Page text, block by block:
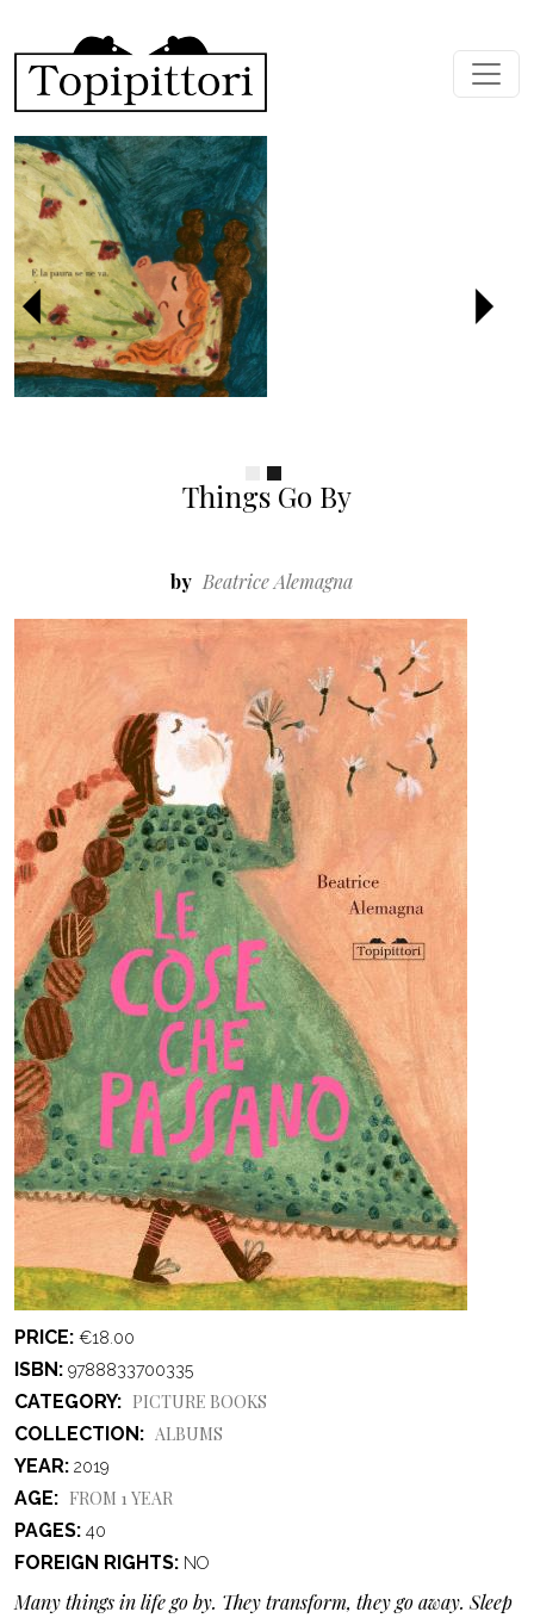
Previous
Things Go By
by Beatrice Alemagna
PRICE €18.00
ISBN 9788833700335
CATEGORY
PICTURE BOOKS
COLLECTION
ALBUMS
YEAR 2019
AGE
FROM 1 YEAR
PAGES 40
FOREIGN RIGHTS NO
Many things in life go by. They transform, they go away. Sleep